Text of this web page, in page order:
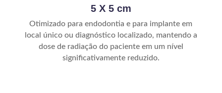
5 X 5 cm
Otimizado para endodontia e para implante em
local único ou diagnóstico localizado, mantendo a
dose de radiação do paciente em um nível
significativamente reduzido.